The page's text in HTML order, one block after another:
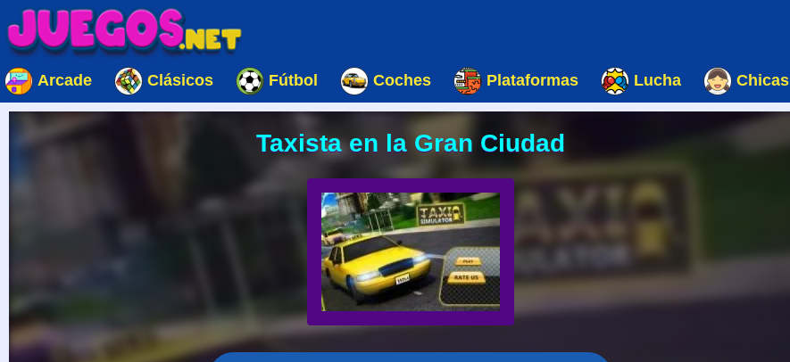
Arcade Clásicos Fútbol Coches Plataformas Lucha Chicas
Taxista en la Gran Ciudad